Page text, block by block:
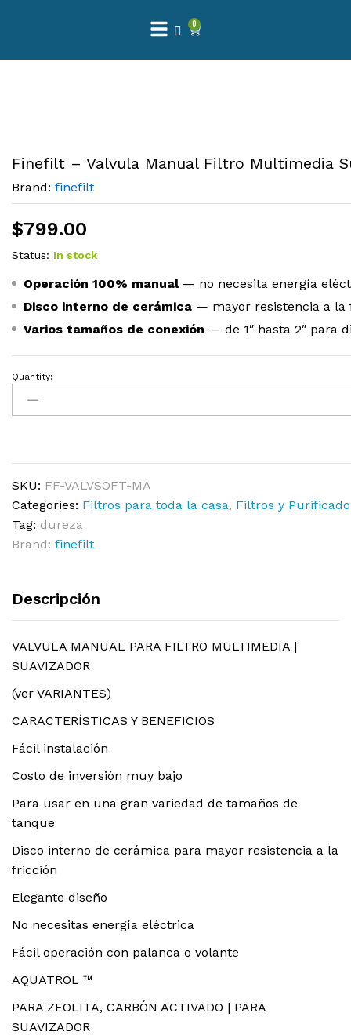
0
Finefilt – Valvula Manual Filtro Multimedia
Brand: finefilt
$799.00
Status: In stock
Operación 100% manual— no necesita energía
Disco interno de cerámica — mayor resistencia a la
Varios tamaños de conexión — de 1″ hasta 2″ para
Quantity:
SKU: FF-VALVSOFT-MA
Categories: Filtros para toda la casa, Filtros y
Tag: dureza
Brand: finefilt
Descripción
VALVULA MANUAL PARA FILTRO MULTIMEDIA |
SUAVIZADOR
(ver VARIANTES)
CARACTERÍSTICAS Y BENEFICIOS
Fácil instalación
Costo de inversión muy bajo
Para usar en una gran variedad de tamaños de
tanque
Disco interno de cerámica para mayor resistencia a la
fricción
Elegante diseño
No necesitas energía eléctrica
Fácil operación con palanca o volante
AQUATROL ™
PARA ZEOLITA, CARBÓN ACTIVADO | PARA
SUAVIZADOR